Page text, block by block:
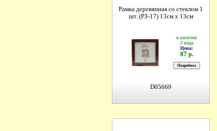
Рамка деревянная со стеклом 1
шт. (РЗ-17) 13см х 13см
в наличии
3 вида
Цена:
87 р.
D05669